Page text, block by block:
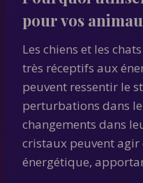
pour vos
Les chiens et les
très réceptifs aux
peuvent ressentir le
perturbations dans
changements dans
cristaux peuvent
énergétique,